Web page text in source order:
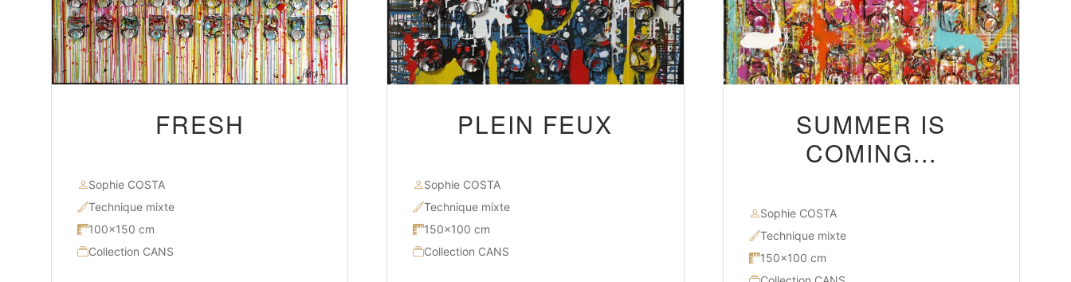
FRESH
Sophie COSTA
Technique mixte
100×150 cm
Collection CANS
PLEIN FEUX
Sophie COSTA
Technique mixte
150×100 cm
Collection CANS
SUMMER IS
COMING...
Sophie COSTA
Technique mixte
150×100 cm